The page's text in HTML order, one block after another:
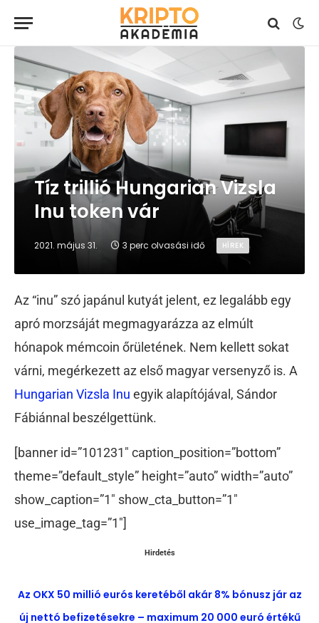
Tíz trillió Hungarian Vizsla
Inu token vár
2021. május 31. 3 perc olvasási idő HÍREK
Az “inu” szó japánul kutyát jelent, ez legalább egy
apró morzsáját megmagyarázza az elmúlt
hónapok mémcoin őrületének. Nem kellett sokat
várni, megérkezett az első magyar versenyző is. A
Hungarian Vizsla Inu egyik alapítójával, Sándor
Fábiánnal beszélgettünk.
[banner id=”101231″ caption_position=”bottom”
theme=”default_style” height=”auto” width=”auto”
show_caption=”1″ show_cta_button=”1″
use_image_tag=”1″]
Hirdetés
Az OKX 50 millió eurós keretéből akár 8% bónusz jár az
új nettó befizetésekre – maximum 20 000 euró értékű